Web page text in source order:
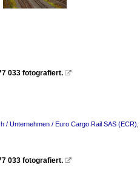
033 fotografiert. 
/ Unternehmen / Euro Cargo Rail SAS (ECR)
033 fotografiert. 